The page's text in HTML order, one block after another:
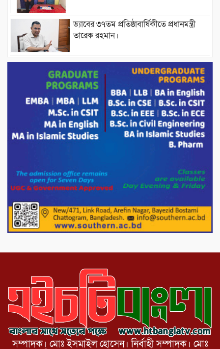
ড্যাবের ৩৭তম প্রতিষ্ঠাবার্ষিকীতে প্রধানমন্ত্রী
তারেক রহমান।
চন্দনাইশের হাশিমপুর ৪ নং ওয়ার্ডে ৫’শতাধিক
হতদরিদ্র পরিবারের মাঝে খাদ্যসামগ্রী বিতরণ
করেন মনজুর মোরশেদ
পরিবেশ রক্ষায় পাটগ্রামে ইহসান ইয়ুথ
সার্কেলের বৃক্ষরোপণ
মিরপুর-১১ নম্বরে দুর্বৃত্তদের গুলিতে বিএনপি
পাটগ্রামে চিকিৎসা সেবায় বীর মুক্তিযোদ্ধা দবির
উদ্দিন ফাউন্ডেশন
পাটগ্রামের দহগ্রাম ইউনিয়নের প্রধান সড়ক
ভেঙ্গে যোগাযোগ বিছিন্ন
সম্পাদক। মোঃ ইসমাইল হোসেন। নির্বাহী সম্পাদক। মোঃ